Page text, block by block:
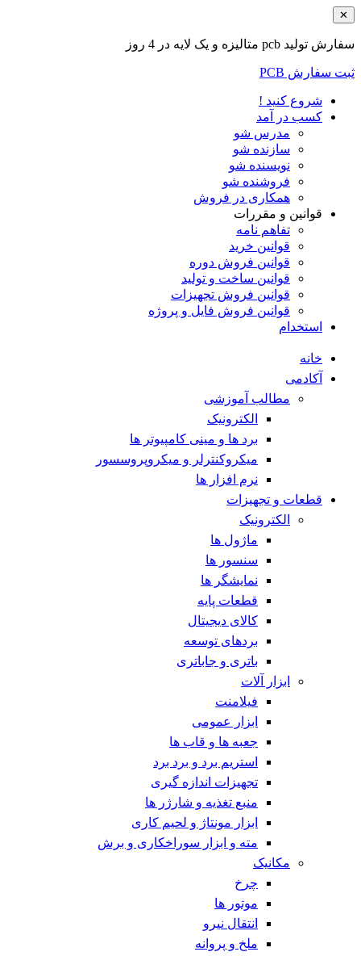
✕
سفارش تولید pcb متالیزه و یک لایه در 4 روز
ثبت سفارش PCB
شروع کنید !
کسب در آمد
مدرس شو
سازنده شو
نویسنده شو
فروشنده شو
همکاری در فروش
قوانین و مقررات
تفاهم نامه
قوانین خرید
قوانین فروش دوره
قوانین ساخت و تولید
قوانین فروش تجهیزات
قوانین فروش فایل و پروژه
استخدام
خانه
آکادمی
مطالب آموزشی
الکترونیک
برد ها و مینی کامپیوتر ها
میکروکنترلر و میکروپروسسور
نرم افزار ها
قطعات و تجهیزات
الکترونیک
ماژول ها
سنسور ها
نمایشگر ها
قطعات پایه
کالای دیجیتال
بردهای توسعه
باتری و جاباتری
ابزار آلات
فیلامنت
ابزار عمومی
جعبه ها و قاب ها
استریم برد و برد برد
تجهیزات اندازه گیری
منبع تغذیه و شارژر ها
ابزار مونتاژ و لحیم کاری
مته و ابزار سوراخکاری و برش
مکانیک
چرخ
موتور ها
انتقال نیرو
ملخ و پروانه